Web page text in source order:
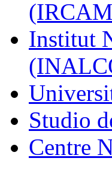
Institut
Studio
Centre